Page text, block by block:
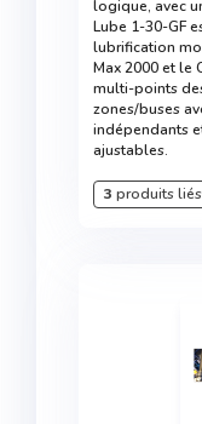
logique, avec
Lube 1-30-GF
lubrification
Max 2000 et le
multi-points
zones/buses
indépendants
ajustables.
3 produits liés